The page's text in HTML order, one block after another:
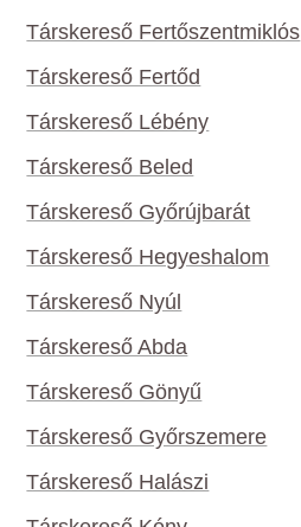
Társkereső Fertőszentmiklós
Társkereső Fertőd
Társkereső Lébény
Társkereső Beled
Társkereső Győrújbarát
Társkereső Hegyeshalom
Társkereső Nyúl
Társkereső Abda
Társkereső Gönyű
Társkereső Győrszemere
Társkereső Halászi